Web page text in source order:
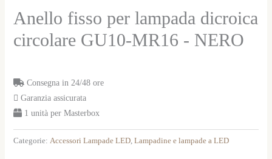
Anello fisso per lampada dicroica
circolare GU10-MR16 - NERO
Consegna in 24/48 ore
Garanzia assicurata
1 unità per Masterbox
Categorie: Accessori Lampade LED, Lampadine e lampade a LED